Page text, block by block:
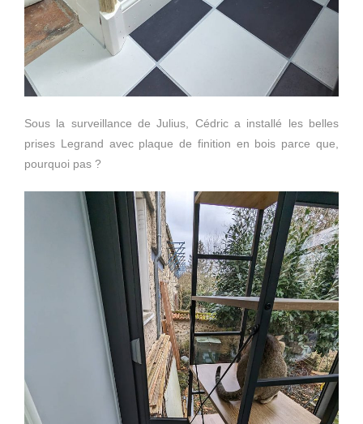
Sous la surveillance de Julius, Cédric a installé les belles
prises Legrand avec plaque de finition en bois parce que,
pourquoi pas ?